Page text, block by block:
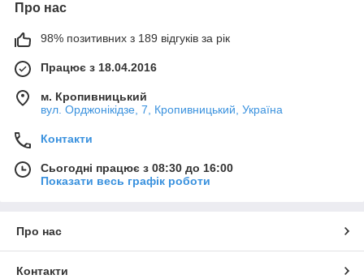
Про нас
98% позитивних з 189 відгуків за рік
Працює з 18.04.2016
м. Кропивницький
вул. Орджонікідзе, 7, Кропивницький, Україна
Контакти
Сьогодні працює з 08:30 до 16:00
Показати весь графік роботи
Про нас
Контакти